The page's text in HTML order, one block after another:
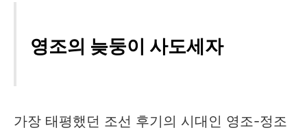
영조의 늦둥이 사도세자
가장 태평했던 조선 후기의 시대인 영조-정조